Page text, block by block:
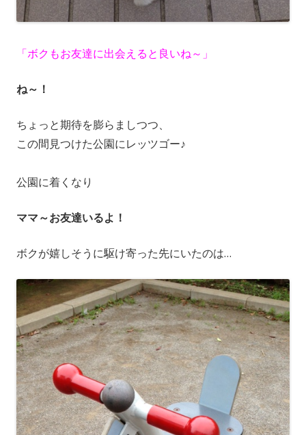
「ボクもお友達に出会えると良いね～」
ね～！
ちょっと期待を膨らましつつ、
この間見つけた公園にレッツゴー♪
公園に着くなり
ママ～お友達いるよ！
ボクが嬉しそうに駆け寄った先にいたのは…